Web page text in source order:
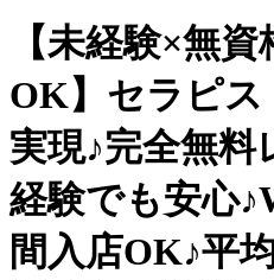
【未経験×無
OK】セラピス
実現♪完全無料
経験でも安心
間入店OK♪平